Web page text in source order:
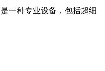
一种专业设备，包括超细